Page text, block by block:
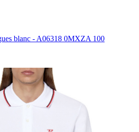
blanc - A06318 0MXZA 100